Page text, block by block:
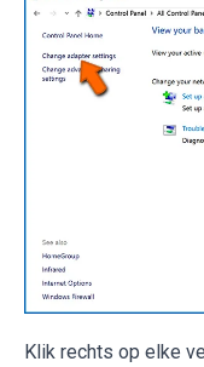
Klik rechts op elke